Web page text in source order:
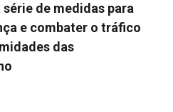
de medidas para
e combater o tráfico
das